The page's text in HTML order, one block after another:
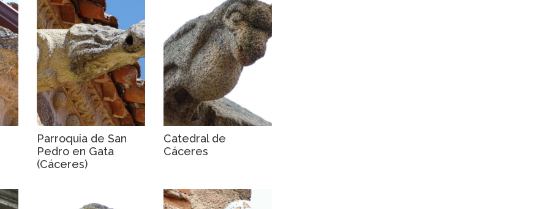
Parroquia de San
Pedro en Gata
(Cáceres)
Catedral de
Cáceres